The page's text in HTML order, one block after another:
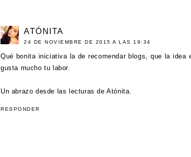
ATÓNITA
24 DE NOVIEMBRE DE 2015 A LAS 19:34
Qué bonita iniciativa la de recomendar blogs, que la
gusta mucho tu labor.
Un abrazo desde las lecturas de Atónita.
RESPONDER